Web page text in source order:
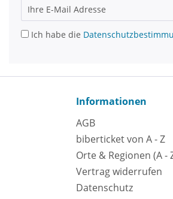
Ich habe die
Informationen
AGB
biberticket von A - Z
Orte & Regionen (A -
Vertrag widerrufen
Datenschutz